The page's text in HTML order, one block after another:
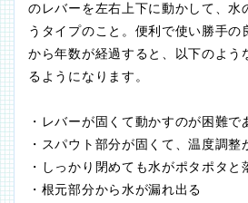
のレバーを左右上下に動かして、水
うタイプのこと。便利で使い勝手の
から年数が経過すると、以下のよう
るようになります。
・レバーが固くて動かすのが困難で
・スパウト部分が固くて、温度調整
・しっかり閉めても水がポタポタと
・根元部分から水が漏れ出る